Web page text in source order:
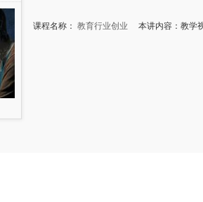
课程名称： 教育行业创业 本讲内容：教学